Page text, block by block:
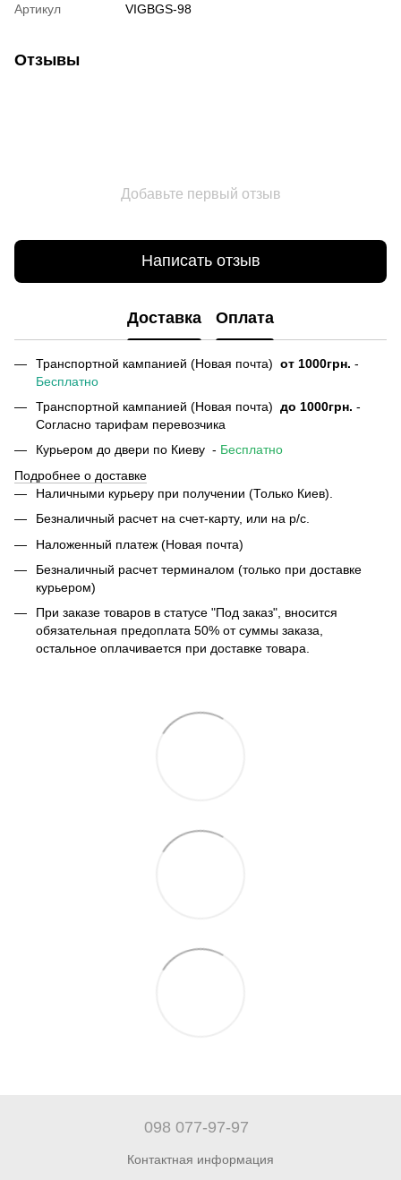
Артикул VIGBGS-98
Отзывы
Добавьте первый отзыв
Написать отзыв
Доставка Оплата
Транспортной кампанией (Новая почта) от 1000грн. -
Бесплатно
Транспортной кампанией (Новая почта) до 1000грн. -
Согласно тарифам перевозчика
Курьером до двери по Киеву - Бесплатно
Подробнее о доставке
Наличными курьеру при получении (Только Киев).
Безналичный расчет на счет-карту, или на р/с.
Наложенный платеж (Новая почта)
Безналичный расчет терминалом (только при доставке
курьером)
При заказе товаров в статусе "Под заказ", вносится
обязательная предоплата 50% от суммы заказа,
остальное оплачивается при доставке товара.
098 077-97-97
Контактная информация